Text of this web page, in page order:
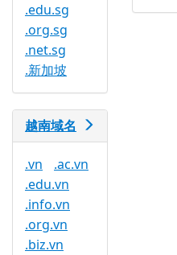
.edu.sg
.org.sg
.net.sg
.新加坡
越南域名
.vn
.ac.vn
.edu.vn
.info.vn
.org.vn
.biz.vn